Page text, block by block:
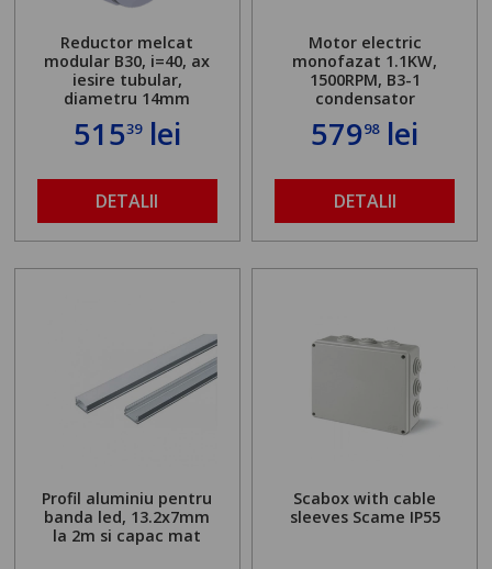
Reductor melcat
modular B30, i=40, ax
iesire tubular,
diametru 14mm
51539lei
DETALII
Motor electric
monofazat 1.1KW,
1500RPM, B3-1
condensator
57998lei
DETALII
Profil aluminiu pentru
banda led, 13.2x7mm
la 2m si capac mat
Scabox with cable
sleeves Scame IP55